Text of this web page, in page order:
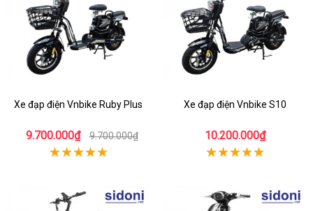
Xe đạp điện Vnbike Ruby Plus
9.700.000₫ 9.700.000₫
Xe đạp điện Vnbike S10
10.200.000₫